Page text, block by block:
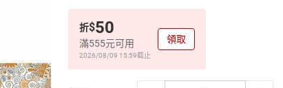
折$50
滿555元可用
2026/08/09 15:59截止
領取